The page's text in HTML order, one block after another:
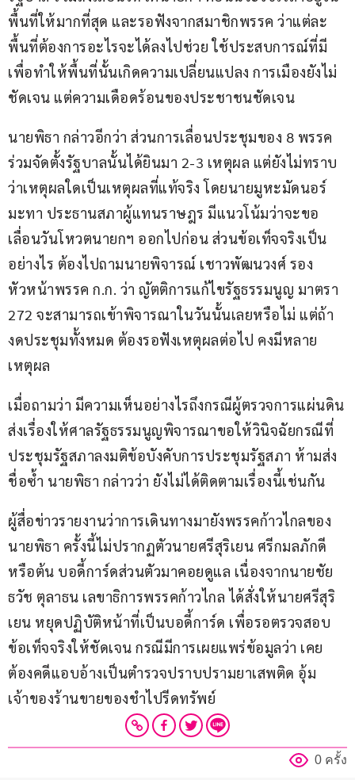
พื้นที่ให้มากที่สุด และรอฟังจากสมาชิกพรรค ว่าแต่ละ
พื้นที่ต้องการอะไรจะได้ลงไปช่วย ใช้ประสบการณ์ที่มี
เพื่อทำให้พื้นที่นั้นเกิดความเปลี่ยนแปลง การเมืองยังไม่
ชัดเจน แต่ความเดือดร้อนของประชาชนชัดเจน
นายพิธา กล่าวอีกว่า ส่วนการเลื่อนประชุมของ 8 พรรค
ร่วมจัดตั้งรัฐบาลนั้นได้ยินมา 2-3 เหตุผล แต่ยังไม่ทราบ
ว่าเหตุผลใดเป็นเหตุผลที่แท้จริง โดยนายมูหะมัดนอร์
มะทา ประธานสภาผู้แทนราษฎร มีแนวโน้มว่าจะขอ
เลื่อนวันโหวตนายกฯ ออกไปก่อน ส่วนข้อเท็จจริงเป็น
อย่างไร ต้องไปถามนายพิจารณ์ เชาวพัฒนวงศ์ รอง
หัวหน้าพรรค ก.ก. ว่า ญัตติการแก้ไขรัฐธรรมนูญ มาตรา
272 จะสามารถเข้าพิจารณาในวันนั้นเลยหรือไม่ แต่ถ้า
งดประชุมทั้งหมด ต้องรอฟังเหตุผลต่อไป คงมีหลาย
เหตุผล
เมื่อถามว่า มีความเห็นอย่างไรถึงกรณีผู้ตรวจการแผ่นดิน
ส่งเรื่องให้ศาลรัฐธรรมนูญพิจารณาขอให้วินิจฉัยกรณีที่
ประชุมรัฐสภาลงมติข้อบังคับการประชุมรัฐสภา ห้ามส่ง
ชื่อซ้ำ นายพิธา กล่าวว่า ยังไม่ได้ติดตามเรื่องนี้เช่นกัน
ผู้สื่อข่าวรายงานว่าการเดินทางมายังพรรคก้าวไกลของ
นายพิธา ครั้งนี้ไม่ปรากฏตัวนายศรีสุริเยน ศรีกมลภักดี
หรือต้น บอดี้การ์ดส่วนตัวมาคอยดูแล เนื่องจากนายชัย
ธวัช ตุลาธน เลขาธิการพรรคก้าวไกล ได้สั่งให้นายศรีสุริ
เยน หยุดปฏิบัติหน้าที่เป็นบอดี้การ์ด เพื่อรอตรวจสอบ
ข้อเท็จจริงให้ชัดเจน กรณีมีการเผยแพร่ข้อมูลว่า เคย
ต้องคดีแอบอ้างเป็นตำรวจปราบปรามยาเสพติด อุ้ม
เจ้าของร้านขายของชำไปรีดทรัพย์
0 ครั้ง